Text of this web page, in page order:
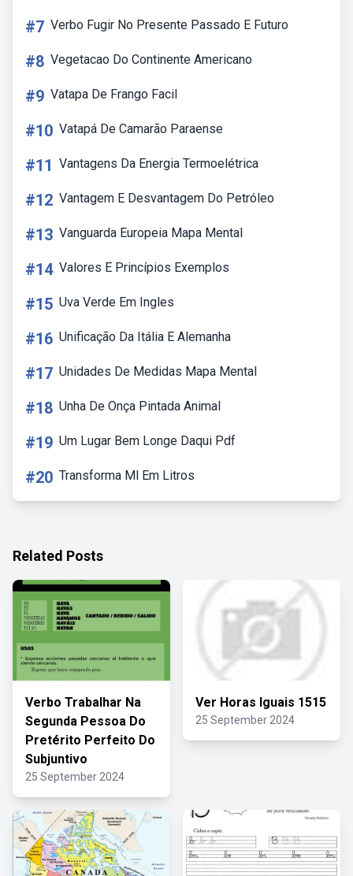
#7 Verbo Fugir No Presente Passado E Futuro
#8 Vegetacao Do Continente Americano
#9 Vatapa De Frango Facil
#10 Vatapá De Camarão Paraense
#11 Vantagens Da Energia Termoelétrica
#12 Vantagem E Desvantagem Do Petróleo
#13 Vanguarda Europeia Mapa Mental
#14 Valores E Princípios Exemplos
#15 Uva Verde Em Ingles
#16 Unificação Da Itália E Alemanha
#17 Unidades De Medidas Mapa Mental
#18 Unha De Onça Pintada Animal
#19 Um Lugar Bem Longe Daqui Pdf
#20 Transforma Ml Em Litros
Related Posts
Verbo Trabalhar Na
Segunda Pessoa Do
Pretérito Perfeito Do
Subjuntivo
25 September 2024
Ver Horas Iguais 1515
25 September 2024